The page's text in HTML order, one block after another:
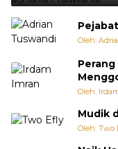
Oleh:
Oleh:
Mudik
Oleh: Two